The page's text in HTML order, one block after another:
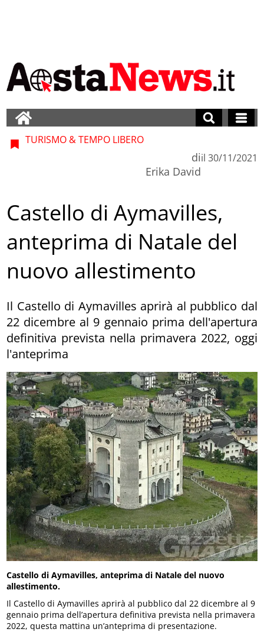
TURISMO & TEMPO LIBERO
di
Erika David
il 30/11/2021
Castello di Aymavilles,
anteprima di Natale del
nuovo allestimento
Il Castello di Aymavilles aprirà al pubblico dal
22 dicembre al 9 gennaio prima dell'apertura
definitiva prevista nella primavera 2022, oggi
l'anteprima
Castello di Aymavilles, anteprima di Natale del nuovo
allestimento.
Il Castello di Aymavilles aprirà al pubblico dal 22 dicembre al 9
gennaio prima dell’apertura definitiva prevista nella primavera
2022, questa mattina un’anteprima di presentazione.